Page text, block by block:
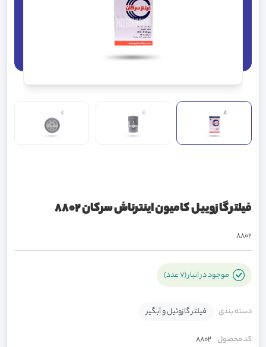
فیلتر گازوییل کامیون اینترناش سرکان 8802
8802
موجود در انبار (7 عدد)
دسته بندی فیلتر گازوئیل و آبگیر
کد محصول 8802